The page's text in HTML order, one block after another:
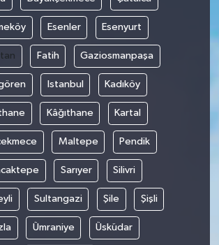
Esenler Esenyurt
Fatih Gaziosmanpaşa
Istanbul Kadıköy
Kâğıthane Kartal
Maltepe Pendik
Sarıyer Silivri
Sultangazi Şile Şişli
Ümraniye Üsküdar